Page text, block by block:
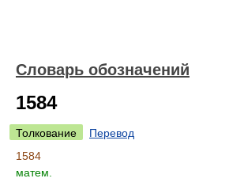
Словарь обозначений
1584
Толкование
Перевод
1584
матем.